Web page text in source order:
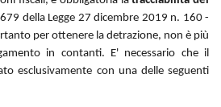
della Legge 27 dicembre 2019 n. 160 -
per ottenere la detrazione, non è più
in contanti. E' necessario che il
esclusivamente con una delle seguenti